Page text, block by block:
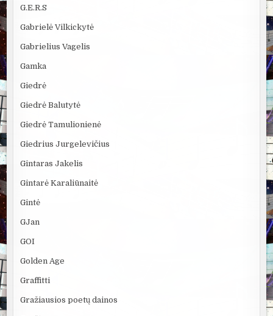
G.E.R.S
Gabrielė Vilkickytė
Gabrielius Vagelis
Gamka
Giedrė
Giedrė Balutytė
Giedrė Tamulionienė
Giedrius Jurgelevičius
Gintaras Jakelis
Gintarė Karaliūnaitė
Gintė
GJan
GOI
Golden Age
Graffitti
Gražiausios poetų dainos